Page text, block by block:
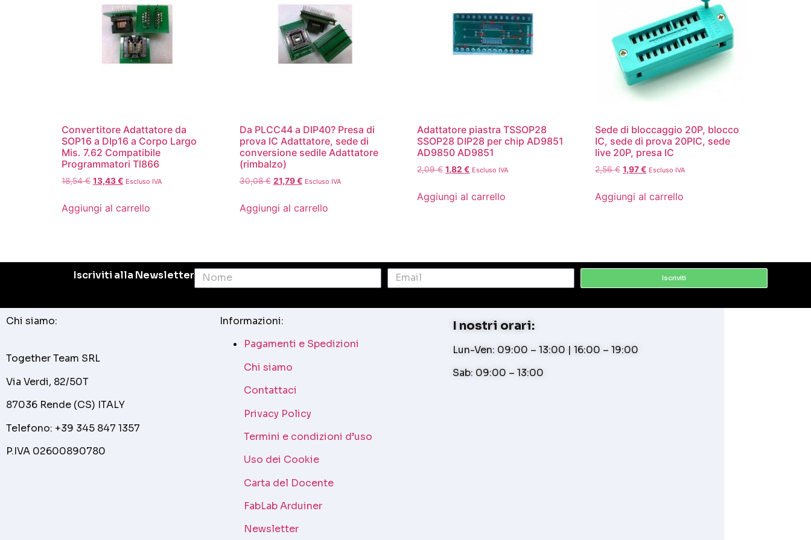
Convertitore Adattatore da
SOP16 a DIp16 a Corpo Largo
Mis. 7.62 Compatibile
Programmatori Tl866
18,54€ 13,43€ Escluso IVA
Aggiungi al carrello
Da PLCC44 a DIP40? Presa di
prova IC Adattatore, sede di
conversione sedile Adattatore
(rimbalzo)
30,08€ 21,79€ Escluso IVA
Aggiungi al carrello
Adattatore piastra TSSOP28
SSOP28 DIP28 per chip AD9851
AD9850 AD9851
2,09€ 1,82€ Escluso IVA
Aggiungi al carrello
Sede di bloccaggio 20P, blocco
IC, sede di prova 20PIC, sede
live 20P, presa IC
2,56€ 1,97€ Escluso IVA
Aggiungi al carrello
Iscriviti alla Newsletter Iscriviti
Chi siamo:
Together Team SRL
Via Verdi, 82/50T
87036 Rende (CS) ITALY
Telefono: +39 345 847 1357
P.IVA 02600890780
Informazioni:
Pagamenti e Spedizioni
Chi siamo
Contattaci
Privacy Policy
Termini e condizioni d’uso
Uso dei Cookie
Carta del Docente
FabLab Arduiner
Newsletter
I nostri orari:
Lun-Ven: 09:00 – 13:00 | 16:00 – 19:00
Sab: 09:00 – 13:00